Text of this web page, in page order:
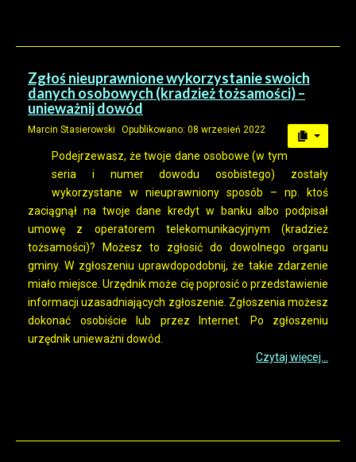
Zgłoś nieuprawnione wykorzystanie swoich
danych osobowych (kradzież tożsamości) –
unieważnij dowód
Marcin Stasierowski Opublikowano: 08 wrzesień 2022
Podejrzewasz, że twoje dane osobowe (w tym
seria i numer dowodu osobistego) zostały
wykorzystane w nieuprawniony sposób – np. ktoś
zaciągnął na twoje dane kredyt w banku albo podpisał
umowę z operatorem telekomunikacyjnym (kradzież
tożsamości)? Możesz to zgłosić do dowolnego organu
gminy. W zgłoszeniu uprawdopodobnij, że takie zdarzenie
miało miejsce. Urzędnik może cię poprosić o przedstawienie
informacji uzasadniających zgłoszenie. Zgłoszenia możesz
dokonać osobiście lub przez Internet. Po zgłoszeniu
urzędnik unieważni dowód.
Czytaj więcej...